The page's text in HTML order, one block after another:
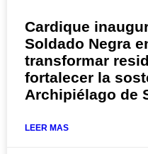
Cardique
Soldado Negra
transformar
fortalecer la
Archipiélago de
LEER MAS